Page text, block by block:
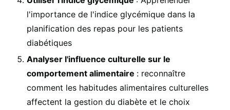
l'importance de l'indice glycémique dans la
planification des repas pour les patients
diabétiques
Analyser l'influence culturelle sur le
comportement alimentaire : reconnaître
comment les habitudes alimentaires culturelles
affectent la gestion du diabète et le choix